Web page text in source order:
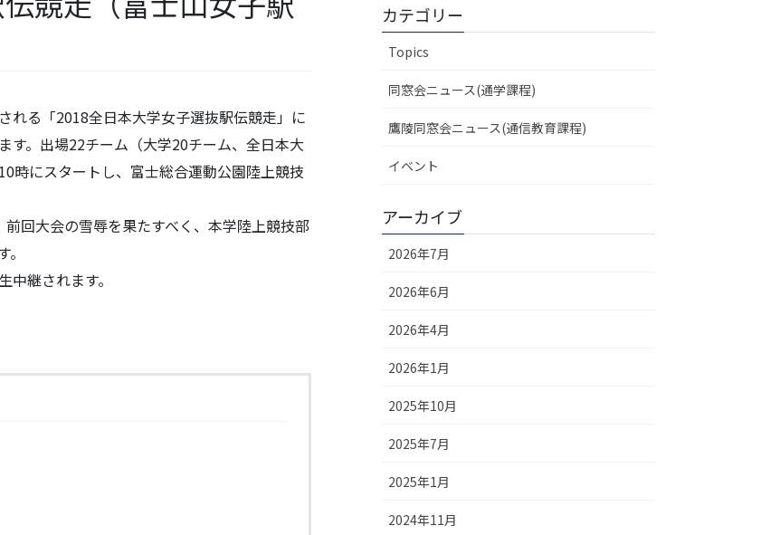
れる「2018全日本大学女子選抜駅伝競走」に
す。出場22チーム（大学20チーム、全日本大
時にスタートし、富士総合運動公園陸上競技
回大会の雪辱を果たすべく、本学陸上競技部
継されます。
カテゴリー
Topics
同窓会ニュース(通学課程)
鷹陵同窓会ニュース(通信教育課程)
イベント
アーカイブ
2026年7月
2026年6月
2026年4月
2026年1月
2025年10月
2025年7月
2025年1月
2024年11月